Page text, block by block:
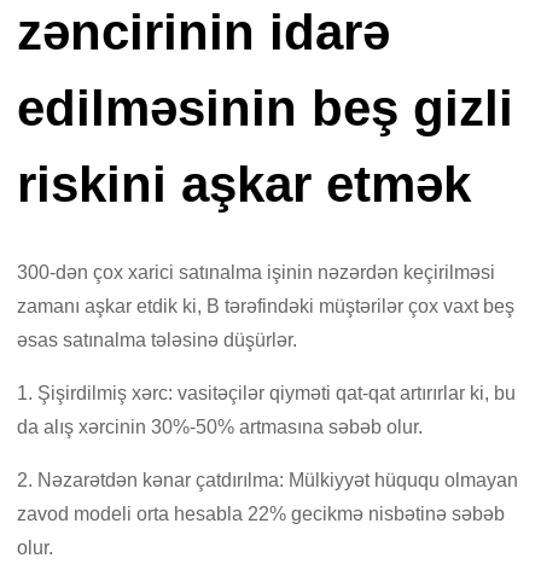
zəncirinin idarə
edilməsinin beş gizli
riskini aşkar etmək
300-dən çox xarici satınalma işinin nəzərdən keçirilməsi
zamanı aşkar etdik ki, B tərəfindəki müştərilər çox vaxt beş
əsas satınalma tələsinə düşürlər.
1. Şişirdilmiş xərc: vasitəçilər qiyməti qat-qat artırırlar ki, bu
da alış xərcinin 30%-50% artmasına səbəb olur.
2. Nəzarətdən kənar çatdırılma: Mülkiyyət hüququ olmayan
zavod modeli orta hesabla 22% gecikmə nisbətinə səbəb
olur.